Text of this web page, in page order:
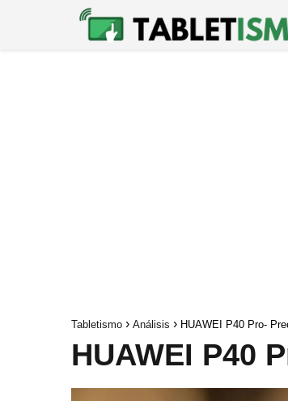
Tabletismo Análisis HUAWEI P40 Pro-
HUAWEI P40